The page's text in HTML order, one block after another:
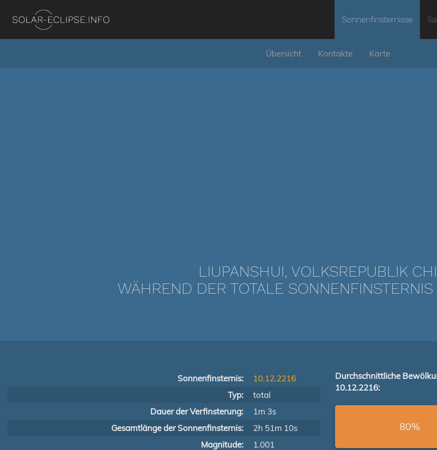
Sonnenfinsternisse
Übersicht Kontakte Karte
LIUPANSHUI, VOLKSREPUBLIK
WÄHREND DER TOTALE SONNENFINSTERNIS
Sonnenfinsternis:
10.12.2216
Typ:
total
Dauer der Verfinsterung:
1m 3s
Gesamtlänge der Sonnenfinsternis:
2h 51m 10s
Magnitude:
1.001
Durchschnittliche
10.12.2216:
80%